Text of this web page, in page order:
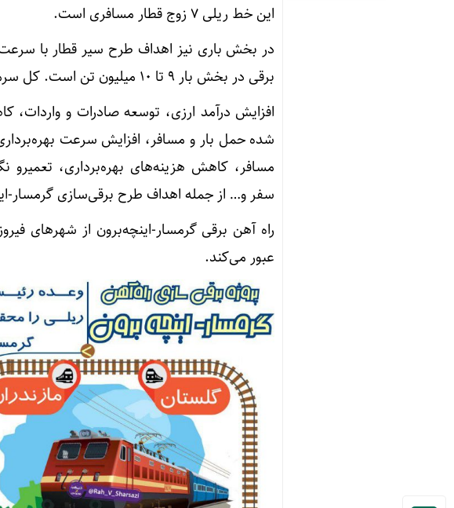
این خط ریلی ۷ زوج قطار مسافری است.
برقی در بخش بار ۹ تا ۱۰ میلیون تن است. کل سرمایه‌گذاری این پروژه ۱٫۲ میلیارد یورو است.
افزایش درآمد ارزی، توسعه صادرات و
شده حمل بار و مسافر، افزایش سرعت
مسافر، کاهش هزینه‌های بهره‌برداری، تعمیرو
سفر و… از جمله اهداف طرح برقی‌سازی گرمسار-
راه آهن برقی گرمسار-اینچه‌برون از شهرهای
عبور می‌کند.